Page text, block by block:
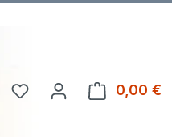
Du hast 0 Produkte
0,00 €